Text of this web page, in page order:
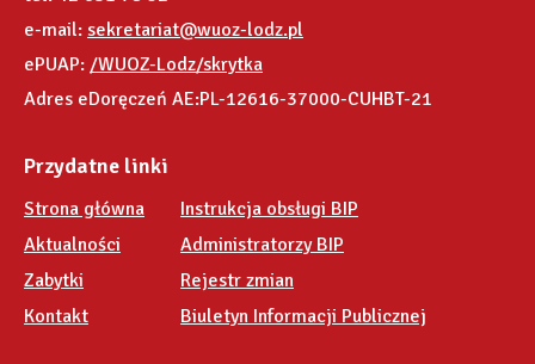
e-mail: sekretariat@wuoz-lodz.pl
ePUAP: /WUOZ-Lodz/skrytka
Adres eDoręczeń AE:PL-12616-37000-CUHBT-21
Przydatne linki
Strona główna
Aktualności
Zabytki
Kontakt
Instrukcja obsługi BIP
Administratorzy BIP
Rejestr zmian
Biuletyn Informacji Publicznej